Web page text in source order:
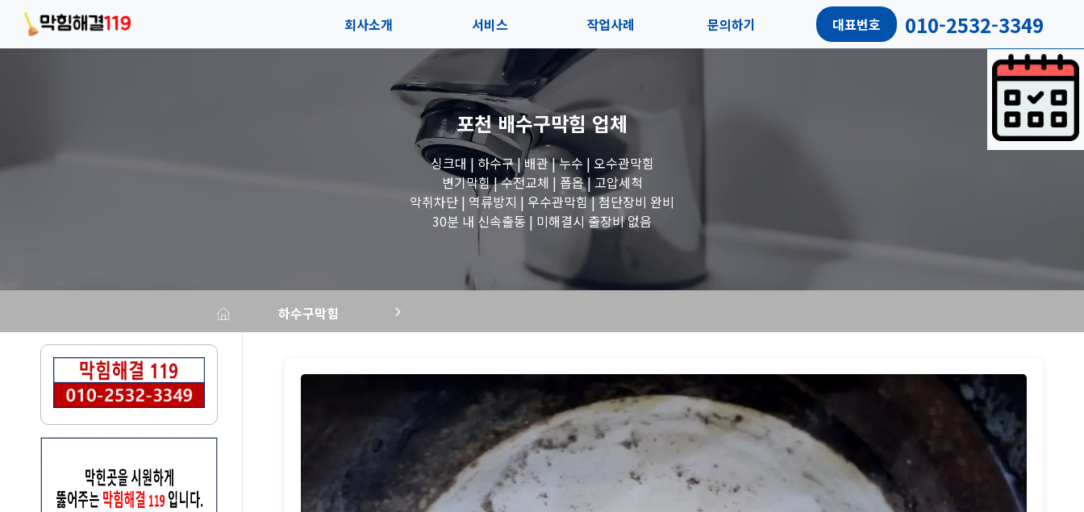
회사소개 서비스
솔루션
블로그
작업사례
세면대 작업
변기 작업
욕조 작업
하수구 작업
문의하기 대표번호 010-2532-3349
포천 배수구막힘업체
싱크대 | 하수구 | 배관 | 누수 | 오수관막힘
변기막힘 | 수전교체 | 폽옵 | 고압세척
악취차단 | 역류방지 | 우수관막힘 | 첨단장비 완비
30분 내 신속출동 | 미해결시 출장비 없음
하수구막힘